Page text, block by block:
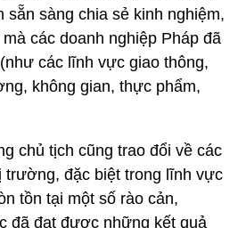
sẵn sàng chia sẻ kinh nghiệm,
các doanh nghiệp Pháp đã
các lĩnh vực giao thông,
không gian, thực phẩm,
chủ tịch cũng trao đổi về các
trường, đặc biệt trong lĩnh vực
tồn tại một số rào cản,
đã đạt được những kết quả